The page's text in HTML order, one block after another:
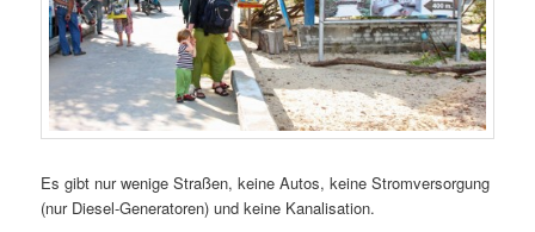
Es gibt nur wenige Straßen, keine Autos, keine Stromversorgung
(nur Diesel-Generatoren) und keine Kanalisation.